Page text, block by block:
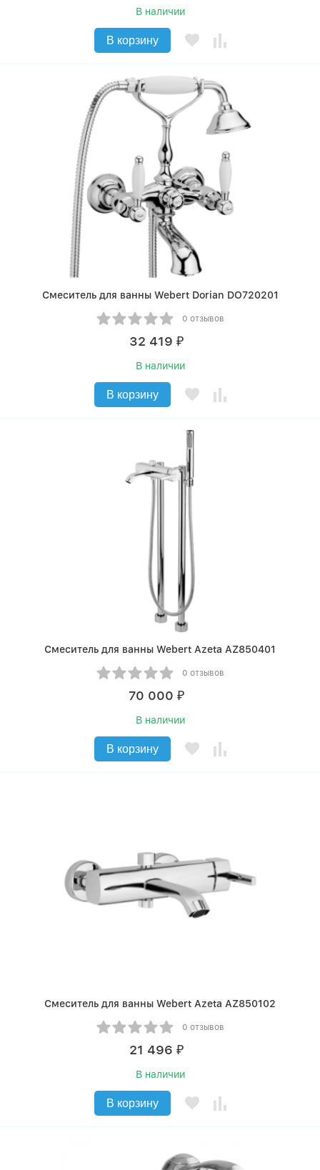
В наличии
В корзину
Смеситель для ванны Webert Dorian DO720201
0 отзывов
32 419 ₽
В наличии
В корзину
Смеситель для ванны Webert Azeta AZ850401
0 отзывов
70 000 ₽
В наличии
В корзину
Смеситель для ванны Webert Azeta AZ850102
0 отзывов
21 496 ₽
В наличии
В корзину